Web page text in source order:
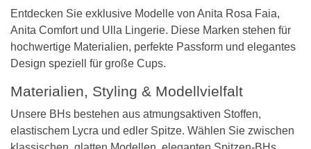
Entdecken Sie exklusive Modelle von Anita Rosa Faia,
Anita Comfort und Ulla Lingerie. Diese Marken stehen für
hochwertige Materialien, perfekte Passform und elegantes
Design speziell für große Cups.
Materialien, Styling & Modellvielfalt
Unsere BHs bestehen aus atmungsaktiven Stoffen,
elastischem Lycra und edler Spitze. Wählen Sie zwischen